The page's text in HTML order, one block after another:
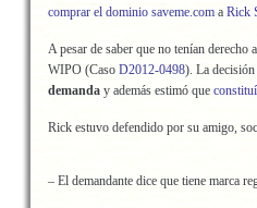
comprar el dominio saveme.com a Rick
A pesar de saber que no tenían derecho
WIPO (Caso D2012-0498). La
demanda y además estimó que
Rick estuvo defendido por su amigo,
– El demandante dice que tiene marca